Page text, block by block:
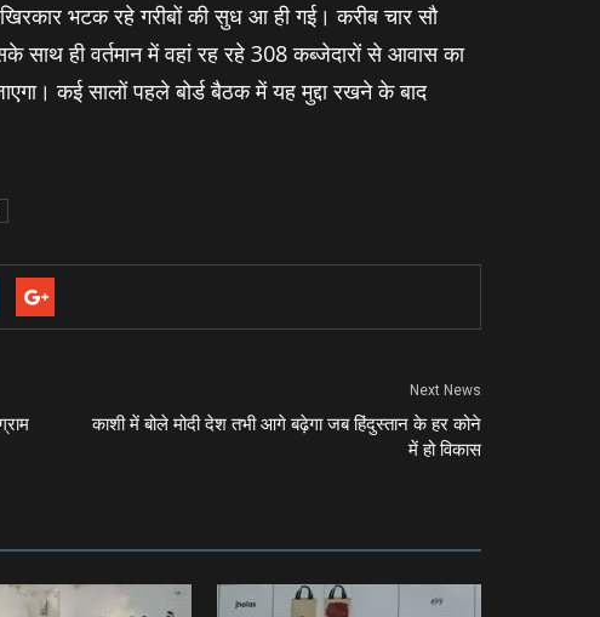
भटक रहे गरीबों की सुध आ ही गई। करीब चार सौ
साथ ही वर्तमान में वहां रह रहे 308 कब्‍जेदारों से आवास का
कई सालों पहले बोर्ड बैठक में यह मुद्दा रखने के बाद
Next News
काशी में बोले मोदी देश तभी आगे बढ़ेगा जब हिंदुस्तान के हर कोने
में हो विकास